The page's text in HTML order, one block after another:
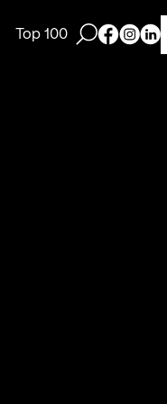
Top 100 Ouvrir la
PagePage